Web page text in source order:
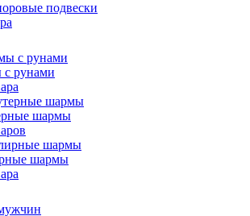
подвески
рунами
шармы
шармы